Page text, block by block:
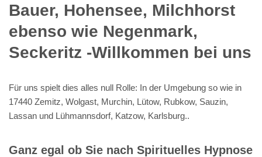
Bauer, Hohensee, Milchhorst
ebenso wie Negenmark,
Seckeritz -Willkommen bei uns
Für uns spielt dies alles null Rolle: In der Umgebung so wie in
17440 Zemitz, Wolgast, Murchin, Lütow, Rubkow, Sauzin,
Lassan und Lühmannsdorf, Katzow, Karlsburg..
Ganz egal ob Sie nach Spirituelles Hypnose